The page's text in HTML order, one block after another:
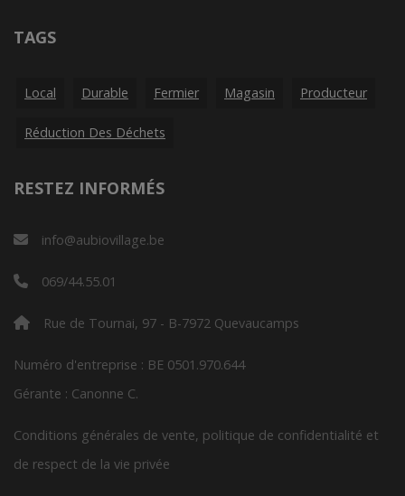
TAGS
Local Durable Fermier Magasin Producteur
Réduction Des Déchets
RESTEZ INFORMÉS
info@aubiovillage.be
069/44.55.01
Rue de Tournai, 97 - B-7972 Quevaucamps
Numéro d'entreprise : BE 0501.970.644
Gérante : Canonne C.
Conditions générales de vente, politique de confidentialité et
de respect de la vie privée